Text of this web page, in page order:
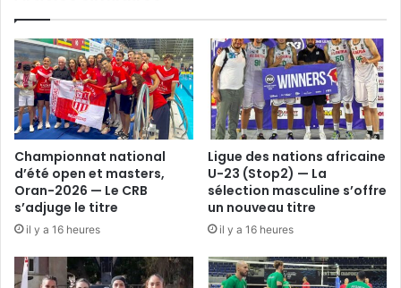
Championnat national
d’été open et masters,
Oran-2026 — Le CRB
s’adjuge le titre
il y a 16 heures
Ligue des nations africaine
U-23 (Stop2) — La
sélection masculine s’offre
un nouveau titre
il y a 16 heures